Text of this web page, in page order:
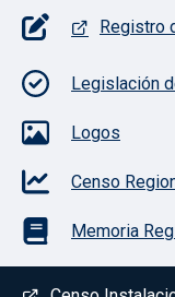
Pie de Registro
Legislación
Logos
Censo
Memoria